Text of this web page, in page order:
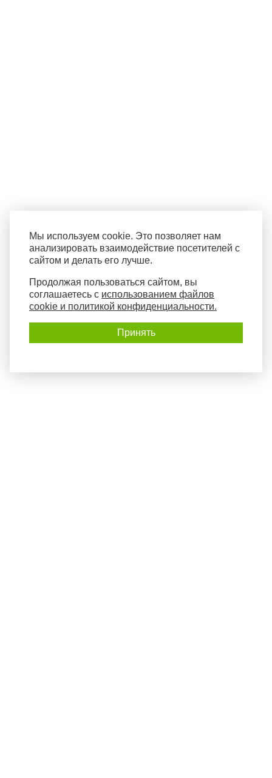
Мы используем cookie. Это позволяет нам
анализировать взаимодействие посетителей с
сайтом и делать его лучше.
Продолжая пользоваться сайтом, вы
соглашаетесь с использованием файлов
cookie и политикой конфиденциальности.
Принять